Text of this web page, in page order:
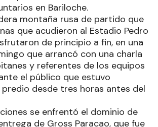
en Bariloche.
montaña rusa de partido que
que acudieron al Estadio Pedro
de principio a fin, en una
que arrancó con una charla
y referentes de los equipos
el público que estuvo
desde tres horas antes del
se enfrentó el dominio de
de Gross Paracao, que fue